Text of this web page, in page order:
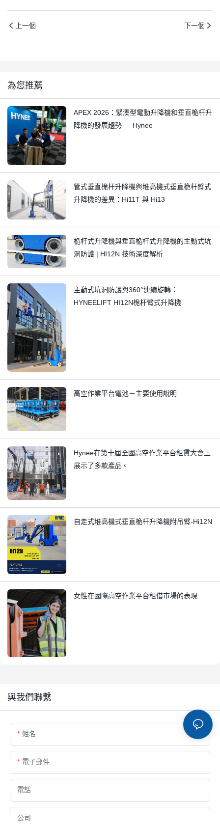
上一個 下一個
為您推薦
APEX 2026：緊湊型電動升降機和垂直桅杆升
降機的發展趨勢 — Hynee
管式垂直桅杆升降機與堆高機式垂直桅杆臂式
升降機的差異：Hi11T 與 Hi13
桅杆式升降機與垂直桅杆式升降機的主動式坑
洞防護 | HI12N 技術深度解析
主動式坑洞防護與360°連續旋轉：
HYNEELIFT HI12N桅杆臂式升降機
高空作業平台電池－主要使用說明
Hynee在第十屆全國高空作業平台租賃大會上
展示了多款產品。
自走式堆高機式垂直桅杆升降機附吊臂-Hi12N
女性在國際高空作業平台租借市場的表現
與我們聯繫
姓名
電子郵件
電話
公司